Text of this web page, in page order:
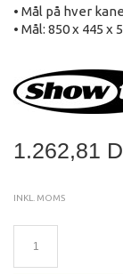
• Mål på hver
• Mål: 850 x 445
1.262,81
INKL. MOMS